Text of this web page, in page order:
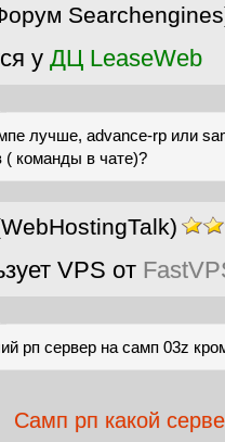
у ДЦ LeaseWeb
лучше, advance-rp или
( команды в чате)?
VPS от
рп сервер на самп 03z
Самп рп какой